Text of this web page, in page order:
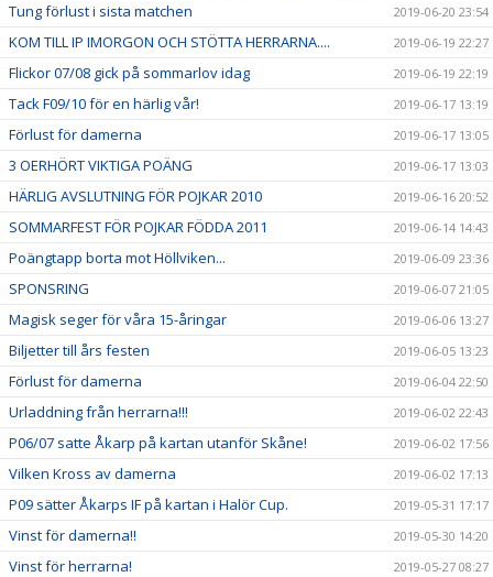
Tung förlust i sista matchen 2019-06-20 23:54
KOM TILL IP IMORGON OCH STÖTTA HERRARNA.... 2019-06-19 22:27
Flickor 07/08 gick på sommarlov idag 2019-06-19 22:19
Tack F09/10 för en härlig vår! 2019-06-17 13:19
Förlust för damerna 2019-06-17 13:05
3 OERHÖRT VIKTIGA POÄNG 2019-06-17 13:03
HÄRLIG AVSLUTNING FÖR POJKAR 2010 2019-06-16 20:52
SOMMARFEST FÖR POJKAR FÖDDA 2011 2019-06-14 14:43
Poängtapp borta mot Höllviken... 2019-06-09 23:36
SPONSRING 2019-06-07 21:05
Magisk seger för våra 15-åringar 2019-06-06 13:27
Biljetter till års festen 2019-06-05 13:23
Förlust för damerna 2019-06-04 22:50
Urladdning från herrarna!!! 2019-06-02 22:43
P06/07 satte Åkarp på kartan utanför Skåne! 2019-06-02 17:56
Vilken Kross av damerna 2019-06-02 17:13
P09 sätter Åkarps IF på kartan i Halör Cup. 2019-05-31 17:17
Vinst för damerna!! 2019-05-30 14:20
Vinst för herrarna! 2019-05-27 08:27